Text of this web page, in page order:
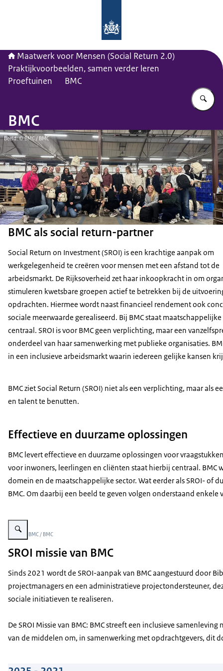
Maatwerk voor Mensen (Social Return 2.0)
Praktijkvoorbeelden, samen verder leren
Proeftuinen
BMC
BMC
Beeld: © BMC / BMC
BMC als social return-partner
Social Return on Investment (SROI) is een krachtige aanpak om
werkgelegenheid te creëren voor mensen met een afstand tot de
arbeidsmarkt. De Rijksoverheid zet haar inkoopkracht in om
stimuleren kwetsbare groepen actief te betrekken bij de
opdrachten. Hiermee wordt naast financieel rendement ook
sociale meerwaarde gerealiseerd. Bij BMC staat
centraal. SROI is voor BMC geen verplichting, maar een
onderdeel van haar samenwerking met publieke organisaties.
in een inclusieve arbeidsmarkt waarin iedereen gelijke kansen
BMC ziet Social Return (SROI) niet als een verplichting, maar
en talent te benutten.
Effectieve en duurzame oplossingen
BMC levert effectieve en duurzame oplossingen voor
voor inwoners, leerlingen en cliënten staat hierbij centraal.
domein en de maatschappelijke sector. Wat eerder als SROI- of
BMC. Om daarbij een beeld te geven volgen onderstaand enkele
Vergroot afbeelding Mensen die buiten in een tuin werken.
Beeld: © BMC / BMC
SROI missie van BMC
Sinds 2021 wordt de SROI-aanpak van BMC aangestuurd door
projectmanagers en een administratieve projectondersteuner,
sociale initiatieven te realiseren.
De SROI Missie van BMC: BMC streeft een inclusieve
van de middelen om, in samenwerking met opdrachtgevers, dit